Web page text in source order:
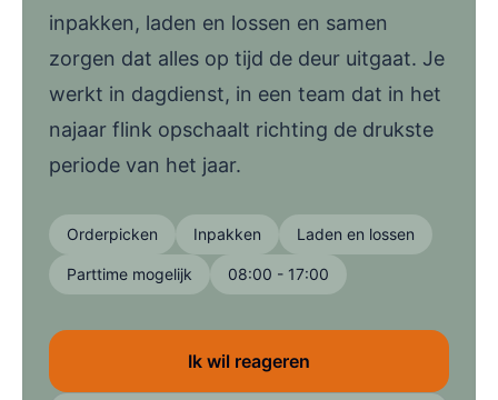
inpakken, laden en lossen en samen
zorgen dat alles op tijd de deur uitgaat. Je
werkt in dagdienst, in een team dat in het
najaar flink opschaalt richting de drukste
periode van het jaar.
Orderpicken Inpakken Laden en lossen
Parttime mogelijk 08:00 - 17:00
Ik wil reageren